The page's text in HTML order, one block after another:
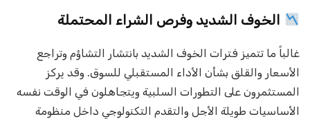
الخوف الشديد وفرص الشراء المحتملة
غالباً ما تتميز فترات الخوف الشديد بانتشار التشاؤم وتراجع
الأسعار والقلق بشأن الأداء المستقبلي للسوق. وقد يركز
المستثمرون على التطورات السلبية ويتجاهلون في الوقت نفسه
الأساسيات طويلة الأجل والتقدم التكنولوجي داخل منظومة